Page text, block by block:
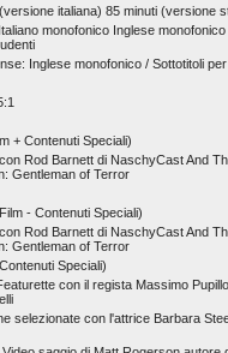
italiana) 85 minuti (versione
monofonico Inglese
Inglese monofonico / Sottotitoli
+ Contenuti Speciali)
Rod Barnett di NaschyCast And
Gentleman of Terror
- Contenuti Speciali)
Rod Barnett di NaschyCast And
Gentleman of Terror
Speciali)
con il regista Massimo
selezionate con l'attrice Barbara